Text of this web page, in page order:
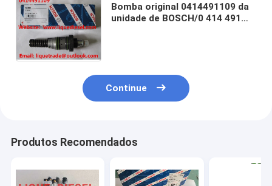
Bomba original 0414491109 da
unidade de BOSCH/0 414 491
Continue
Produtos Recomendados